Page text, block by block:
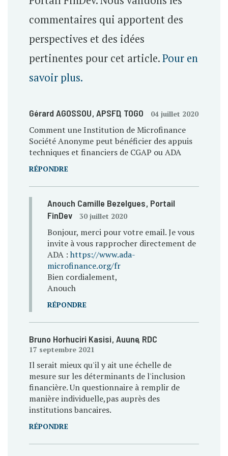
commentaires qui apportent des
perspectives et des idées
pertinentes pour cet article.Pour en
savoir plus.
Gérard AGOSSOU, APSFD, TOGO 04 juillet 2020
Comment une Institution de Microfinance
Société Anonyme peut bénéficier des appuis
techniques et financiers de CGAP ou ADA
RÉPONDRE
Anouch Camille Bezelgues, Portail
FinDev
30 juillet 2020
Bonjour, merci pour votre email. Je vous
invite à vous rapprocher directement de
ADA : https://www.ada-
microfinance.org/fr
Bien cordialement,
Anouch
RÉPONDRE
Bruno Horhuciri Kasisi, Auune, RDC
17 septembre 2021
Il serait mieux qu'il y ait une échelle de
mesure sur les déterminants de l'inclusion
financière. Un questionnaire à remplir de
manière individuelle,pas auprès des
institutions bancaires.
RÉPONDRE